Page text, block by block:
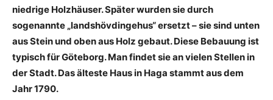
niedrige Holzhäuser. Später wurden sie durch
sogenannte „landshövdingehus“ ersetzt – sie sind unten
aus Stein und oben aus Holz gebaut. Diese Bebauung ist
typisch für Göteborg. Man findet sie an vielen Stellen in
der Stadt. Das älteste Haus in Haga stammt aus dem
Jahr 1790.